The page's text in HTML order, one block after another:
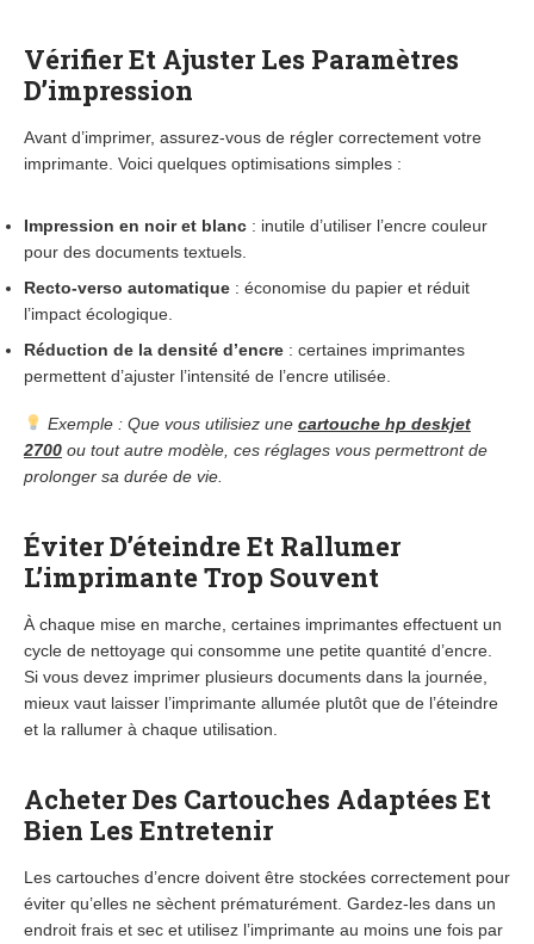
Vérifier Et Ajuster Les Paramètres
D’impression
Avant d’imprimer, assurez-vous de régler correctement votre
imprimante. Voici quelques optimisations simples :
Impression en noir et blanc : inutile d’utiliser l’encre couleur
pour des documents textuels.
Recto-verso automatique : économise du papier et réduit
l’impact écologique.
Réduction de la densité d’encre : certaines imprimantes
permettent d’ajuster l’intensité de l’encre utilisée.
Exemple : Que vous utilisiez une cartouche hp deskjet
2700 ou tout autre modèle, ces réglages vous permettront de
prolonger sa durée de vie.
Éviter D’éteindre Et Rallumer
L’imprimante Trop Souvent
À chaque mise en marche, certaines imprimantes effectuent un
cycle de nettoyage qui consomme une petite quantité d’encre.
Si vous devez imprimer plusieurs documents dans la journée,
mieux vaut laisser l’imprimante allumée plutôt que de l’éteindre
et la rallumer à chaque utilisation.
Acheter Des Cartouches Adaptées Et
Bien Les Entretenir
Les cartouches d’encre doivent être stockées correctement pour
éviter qu’elles ne sèchent prématurément. Gardez-les dans un
endroit frais et sec et utilisez l’imprimante au moins une fois par